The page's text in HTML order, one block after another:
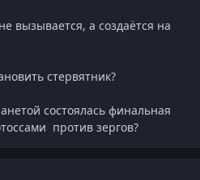
вызывается, а создаётся на
стервятник?
состоялась финальная
против зергов?